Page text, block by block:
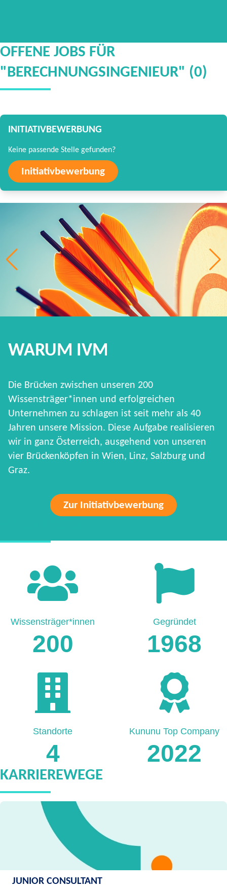
OFFENE JOBS FÜR
"BERECHNUNGSINGENIEUR" (0)
INITIATIVBEWERBUNG
Keine passende Stelle gefunden?
Initiativbewerbung
WARUM IVM
Die Brücken zwischen unseren 200
Wissensträger*innen und erfolgreichen
Unternehmen zu schlagen ist seit mehr als 40
Jahren unsere Mission. Diese Aufgabe realisieren
wir in ganz Österreich, ausgehend von unseren
vier Brückenköpfen in Wien, Linz, Salzburg und
Graz.
Zur Initiativbewerbung
200
Wissensträger*innen
1968
Gegründet
4
Standorte
2022
Kununu Top Company
KARRIEREWEGE
JUNIOR CONSULTANT